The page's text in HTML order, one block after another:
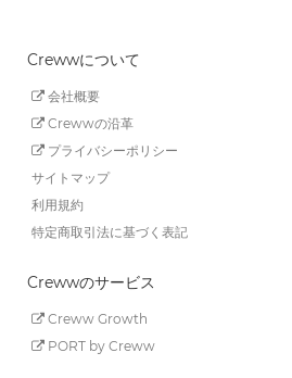
Crewwについて
会社概要
Crewwの沿革
プライバシーポリシー
サイトマップ
利用規約
特定商取引法に基づく表記
Crewwのサービス
Creww Growth
PORT by Creww